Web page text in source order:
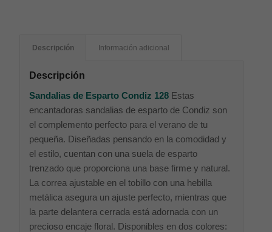
Descripción Información adicional
Descripción
Sandalias de Esparto Condiz 128 Estas
encantadoras sandalias de esparto de Condiz son
el complemento perfecto para el verano de tu
pequeña. Diseñadas pensando en la comodidad y
el estilo, cuentan con una suela de esparto
trenzado que proporciona una base firme y natural.
La correa ajustable en el tobillo con una hebilla
metálica asegura un ajuste perfecto, mientras que
la parte delantera cerrada está adornada con un
precioso encaje floral. Disponibles en dos colores: